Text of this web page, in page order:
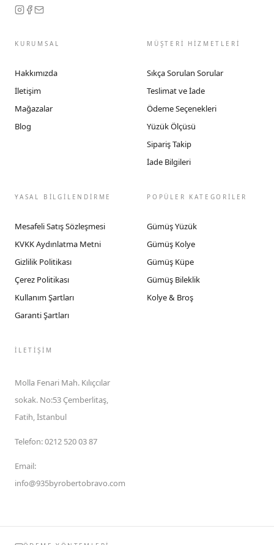
KURUMSAL
Hakkımızda
İletişim
Mağazalar
Blog
MÜŞTERİ HİZMETLERİ
Sıkça Sorulan Sorular
Teslimat ve İade
Ödeme Seçenekleri
Yüzük Ölçüsü
Sipariş Takip
İade Bilgileri
YASAL BİLGİLENDİRME
Mesafeli Satış Sözleşmesi
KVKK Aydınlatma Metni
Gizlilik Politikası
Çerez Politikası
Kullanım Şartları
Garanti Şartları
POPÜLER KATEGORİLER
Gümüş Yüzük
Gümüş Kolye
Gümüş Küpe
Gümüş Bileklik
Kolye & Broş
İLETIŞIM
Molla Fenari Mah. Kılıçcılar
sokak. No:53 Çemberlitaş,
Fatih, İstanbul
Telefon:0212 520 03 87
Email:
info@935byrobertobravo.com